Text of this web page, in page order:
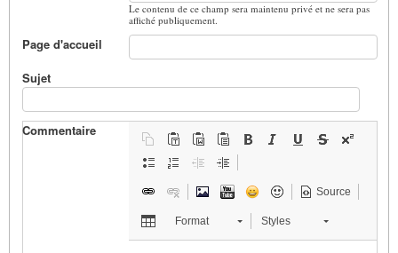
Le contenu de ce champ sera maintenu privé et ne sera pas
affiché publiquement.
Page d'accueil
Sujet
Commentaire
Source
Format Styles